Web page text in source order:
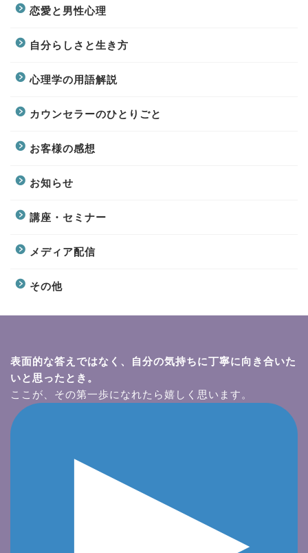
恋愛と男性心理
自分らしさと生き方
心理学の用語解説
カウンセラーのひとりごと
お客様の感想
お知らせ
講座・セミナー
メディア配信
その他
表面的な答えではなく、自分の気持ちに丁寧に向き合いた
いと思ったとき。
ここが、その第一歩になれたら嬉しく思います。